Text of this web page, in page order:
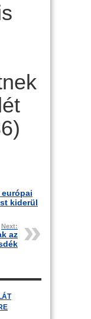
európai
kiderül
Next:
az